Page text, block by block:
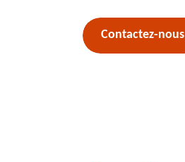
Contactez-nous